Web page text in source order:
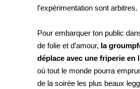
l’expérimentation sont arbitres.
Pour embarquer ton public
de folie et d’amour, la
déplace avec une friperie en
où tout le monde pourra
de la soirée les plus beaux